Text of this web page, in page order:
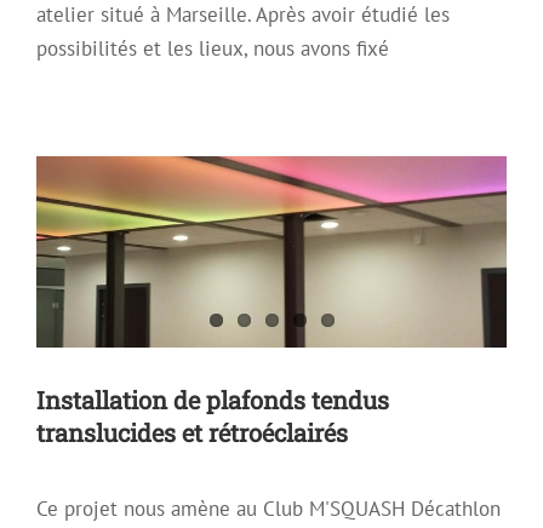
atelier situé à Marseille. Après avoir étudié les
possibilités et les lieux, nous avons fixé
Installation de plafonds tendus
Installation de plafonds tendus
translucides et rétroéclairés
Ce projet nous amène au Club M'SQUASH Décathlon